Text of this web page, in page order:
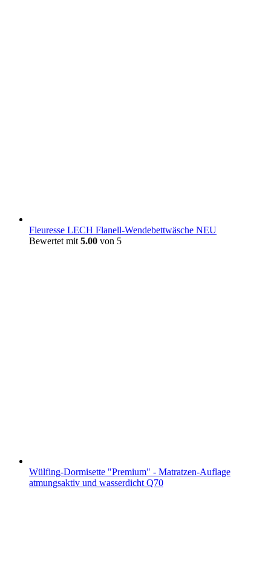
Fleuresse LECH Flanell-Wendebettwäsche NEU
Bewertet mit 5.00 von 5
Wülfing-Dormisette "Premium" - Matratzen-Auflage
atmungsaktiv und wasserdicht Q70